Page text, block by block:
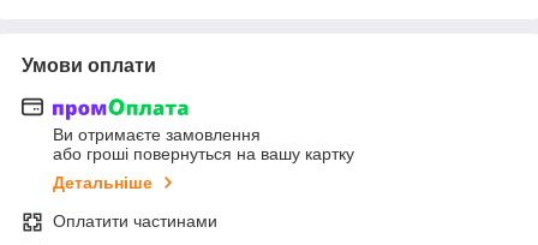
Умови оплати
Ви отримаєте замовлення
або гроші повернуться на вашу картку
Детальніше
Оплатити частинами